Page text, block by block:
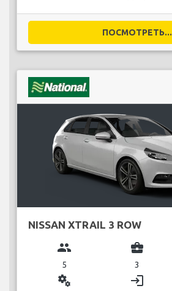
ПОСМОТРЕТЬ...
NISSAN XTRAIL 3 ROW
group
5
business_center
3
miscellaneous_services login